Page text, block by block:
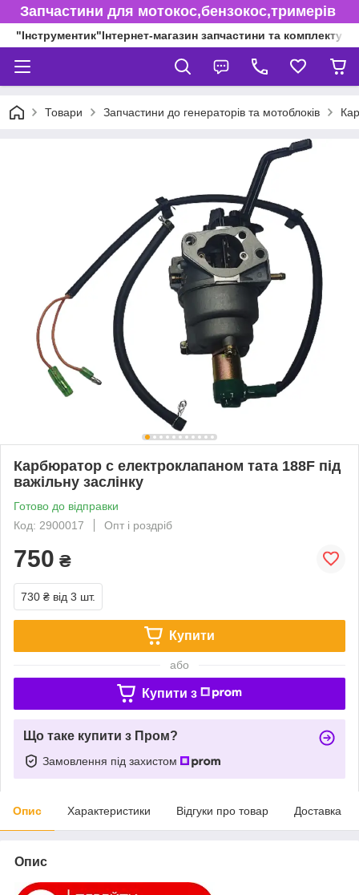
Запчастини для мотокос,бензокос,тримерів
"Інструментик"Інтернет-магазин запчастини та
Товари Запчастини до генераторів та мотоблоків
Карбюратор с електроклапаном тата 188F під
важільну заслінку
Готово до відправки
Код: 2900017
Опт і роздріб
750 ₴
730 ₴ від 3 шт.
Купити
або
Купити з
Що таке купити з Пром?
Замовлення під захистом
Опис Характеристики Відгуки про товар Доставка
Опис